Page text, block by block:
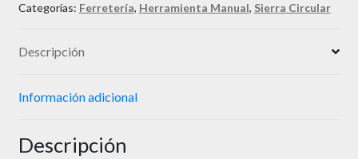
Categorías: Ferretería, Herramienta Manual, Sierra Circular
Descripción
Información adicional
Descripción